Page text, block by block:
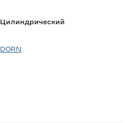
Цилиндрический
DORN